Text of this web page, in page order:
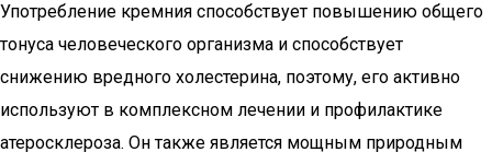
Употребление кремния способствует повышению общего
тонуса человеческого организма и способствует
снижению вредного холестерина, поэтому, его активно
используют в комплексном лечении и профилактике
атеросклероза. Он также является мощным природным